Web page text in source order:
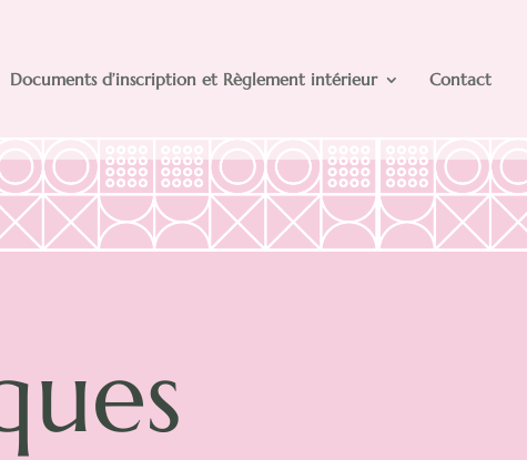
Documents d’inscription et Règlement intérieur Contact